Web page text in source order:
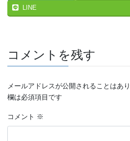
LINE
コメントを残す
メールアドレスが公開されることはあり
欄は必須項目です
コメント ※